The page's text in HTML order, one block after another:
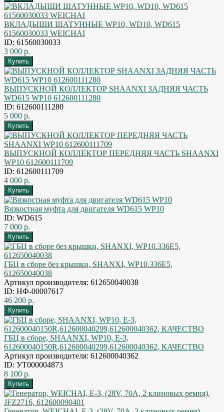
ВКЛАДЫШИ ШАТУННЫЕ WP10, WD10, WD615
61560030033 WEICHAI
ID: 61560030033
3 000 р.
ВЫПУСКНОЙ КОЛЛЕКТОР SHAANXI ЗАДНЯЯ ЧАСТЬ
WD615 WP10 612600111280
ID: 612600111280
5 000 р.
ВЫПУСКНОЙ КОЛЛЕКТОР ПЕРЕДНЯЯ ЧАСТЬ SHAANXI
WP10 612600111709
ID: 612600111709
4 000 р.
Вязкостная муфта для двигателя WD615 WP10
ID: WD615
7 000 р.
ГБЦ в сборе без крышки, SHANXI, WP10.336E5,
612650040038
Артикул производителя: 612650040038
ID: НФ-00007617
46 200 р.
ГБЦ в сборе, SHAANXI, WP10, E-3,
612600040150R,612600040299,612600040362, КАЧЕСТВО
Артикул производителя: 612600040362
ID: УТ000004873
8 100 р.